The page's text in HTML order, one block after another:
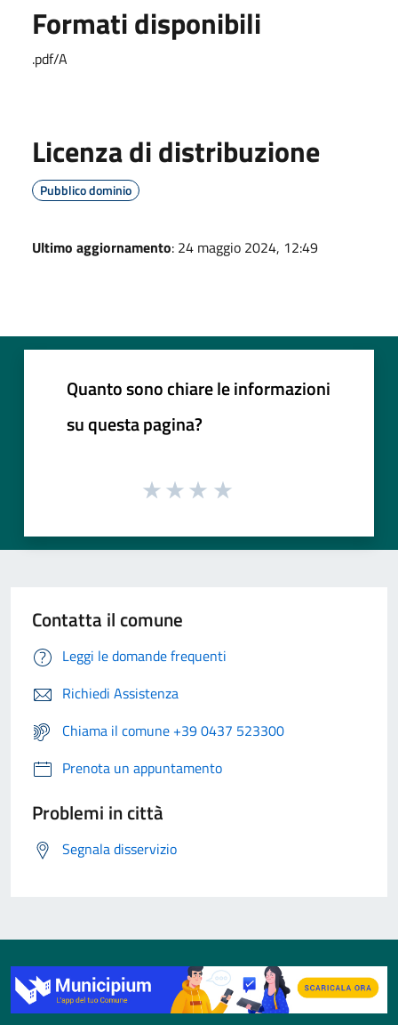
Formati disponibili
.pdf/A
Licenza di distribuzione
Pubblico dominio
Ultimo aggiornamento: 24 maggio 2024, 12:49
Quanto sono chiare le informazioni
su questa pagina?
Contatta il comune
Leggi le domande frequenti
Richiedi Assistenza
Chiama il comune +39 0437 523300
Prenota un appuntamento
Problemi in città
Segnala disservizio